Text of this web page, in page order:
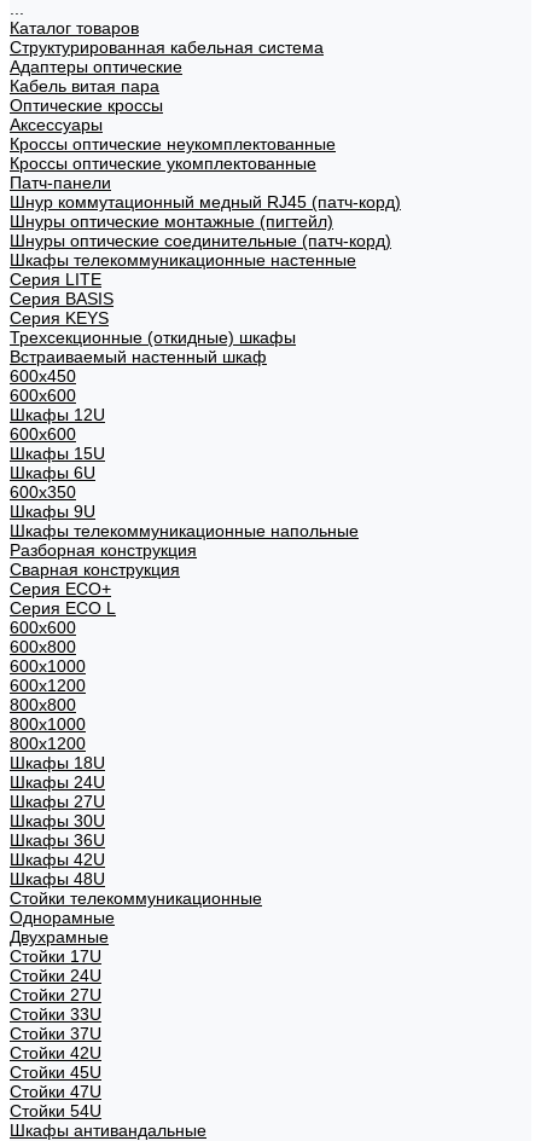
Каталог товаров
Структурированная кабельная система
Адаптеры оптические
Кабель витая пара
Оптические кроссы
Аксессуары
Кроссы оптические неукомплектованные
Кроссы оптические укомплектованные
Патч-панели
Шнур коммутационный медный RJ45 (патч-корд)
Шнуры оптические монтажные (пигтейл)
Шнуры оптические соединительные (патч-корд)
Шкафы телекоммуникационные настенные
Cерия LITE
Cерия BASIS
Cерия KEYS
Трехсекционные (откидные) шкафы
Встраиваемый настенный шкаф
600x450
600x600
Шкафы 12U
600x600
Шкафы 15U
Шкафы 6U
600x350
Шкафы 9U
Шкафы телекоммуникационные напольные
Разборная конструкция
Сварная конструкция
Серия ECO+
Серия ECO L
600x600
600x800
600х1000
600х1200
800x800
800х1000
800х1200
Шкафы 18U
Шкафы 24U
Шкафы 27U
Шкафы 30U
Шкафы 36U
Шкафы 42U
Шкафы 48U
Стойки телекоммуникационные
Однорамные
Двухрамные
Стойки 17U
Стойки 24U
Стойки 27U
Стойки 33U
Стойки 37U
Стойки 42U
Стойки 45U
Стойки 47U
Стойки 54U
Шкафы антивандальные